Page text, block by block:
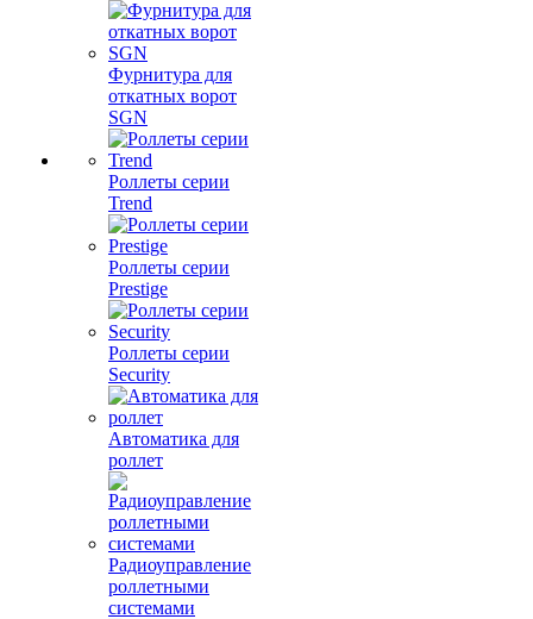
Фурнитура для
откатных ворот
SGN
Роллеты серии
Trend
Роллеты серии
Prestige
Роллеты серии
Security
Автоматика для
роллет
Радиоуправление
роллетными
системами